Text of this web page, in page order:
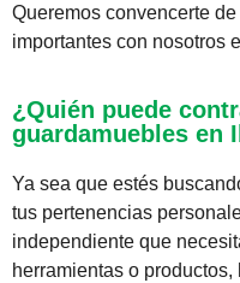
Queremos convencerte
importantes con nosotros
¿Quién puede
guardamuebles en
Ya sea que estés
tus pertenencias
independiente que
herramientas o